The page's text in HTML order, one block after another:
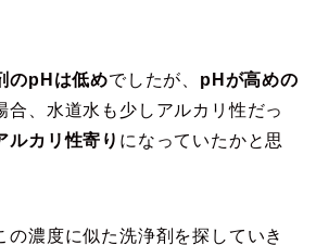
のpHは低めでしたが、 pHが高めの
合、水道水も少しアルカリ性だっ
ルカリ性寄り になっていたかと思
の濃度に似た洗浄剤を探していき